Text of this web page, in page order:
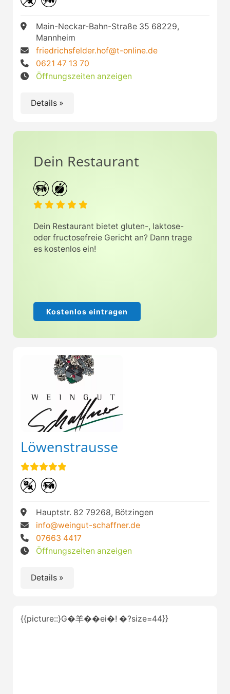
Main-Neckar-Bahn-Straße 35 68229,
Mannheim
friedrichsfelder.hof@t-online.de
0621 47 13 70
Öffnungszeiten anzeigen
Details »
Dein Restaurant
Dein Restaurant bietet gluten-, laktose-
oder fructosefreie Gericht an? Dann trage
es kostenlos ein!
Kostenlos eintragen
Löwenstrausse
Hauptstr. 82 79268, Bötzingen
info@weingut-schaffner.de
07663 4417
Öffnungszeiten anzeigen
Details »
{{picture::}G�⽺��ei�! �?size=44}}